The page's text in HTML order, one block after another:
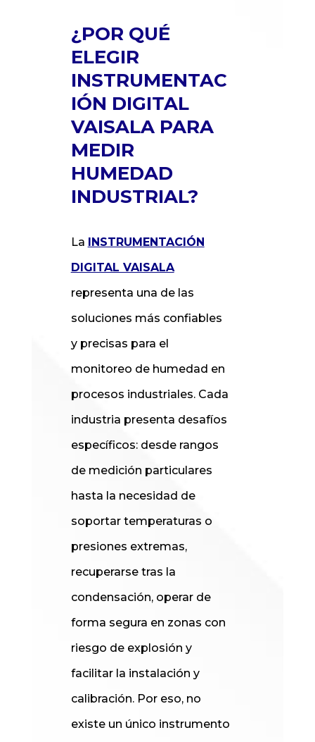
¿POR QUÉ
ELEGIR
INSTRUMENTAC
IÓN DIGITAL
VAISALA PARA
MEDIR
HUMEDAD
INDUSTRIAL?
La INSTRUMENTACIÓN
DIGITAL VAISALA
representa una de las
soluciones más confiables
y precisas para el
monitoreo de humedad en
procesos industriales. Cada
industria presenta desafíos
específicos: desde rangos
de medición particulares
hasta la necesidad de
soportar temperaturas o
presiones extremas,
recuperarse tras la
condensación, operar de
forma segura en zonas con
riesgo de explosión y
facilitar la instalación y
calibración. Por eso, no
existe un único instrumento